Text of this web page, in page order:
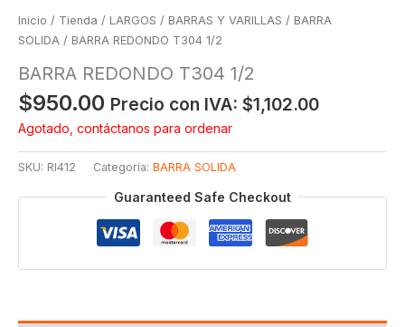
Inicio / Tienda / LARGOS / BARRAS Y VARILLAS / BARRA
SOLIDA / BARRA REDONDO T304 1/2
BARRA REDONDO T304 1/2
$950.00 Precio con IVA: $1,102.00
Agotado, contáctanos para ordenar
SKU: RI412 Categoría: BARRA SOLIDA
Guaranteed Safe Checkout